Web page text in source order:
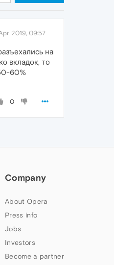
2019, 09:57
на
вкладок, то
60%
0
Company
About Opera
Press info
Jobs
Investors
Become a partner